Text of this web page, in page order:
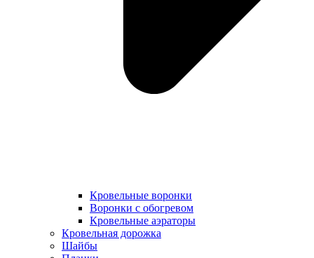
Кровельные воронки
Воронки с обогревом
Кровельные аэраторы
Кровельная дорожка
Шайбы